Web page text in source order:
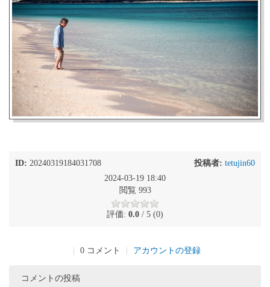
ID: 20240319184031708 投稿者: tetujin60
2024-03-19 18:40
閲覧 993
評価: 0.0 / 5 (0)
0 コメント アカウントの登録
コメントの投稿